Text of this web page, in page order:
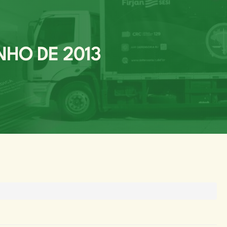
DE 2013